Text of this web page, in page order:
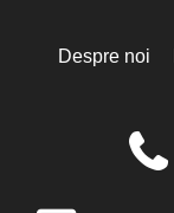
Despre noi